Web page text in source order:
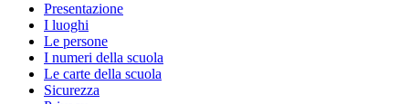
Presentazione
I luoghi
Le persone
I numeri della scuola
Le carte della scuola
Sicurezza